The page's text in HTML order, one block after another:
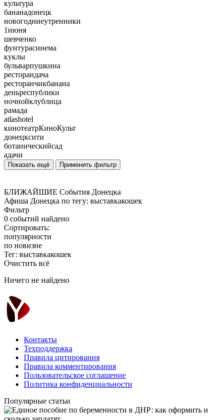
культура
бананадонецк
новогодниеутренники
1июня
шевченко
фунтурасинема
куклы
бульварпушкина
ресторандача
ресторанчикбанана
деньреспублики
ночнойклублица
рамада
atlashotel
кинотеатрКиноКульт
донецксити
ботаническийсад
адачи
Показать ещё Применить фильтр
БЛИЖАЙШИЕ События Донецка
Афиша Донецка по тегу: выставкакошек
Фильтр
0 событий найдено
Сортировать:
популярности
по новизне
Тег: выставкакошек
Очистить всё
Ничего не найдено
Контакты
Техподдержка
Правила цитирования
Правила комментирования
Пользовательское соглашение
Политика конфиденциальности
Популярные статьи